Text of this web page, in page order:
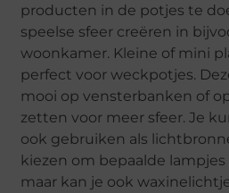
producten in de potjes te
speelse sfeer creëren in
woonkamer. Kleine of mini
perfect voor weckpotjes.
mooi op vensterbanken of
zetten voor meer sfeer. Je
ook gebruiken als
kiezen om bepaalde
maar kan je ook